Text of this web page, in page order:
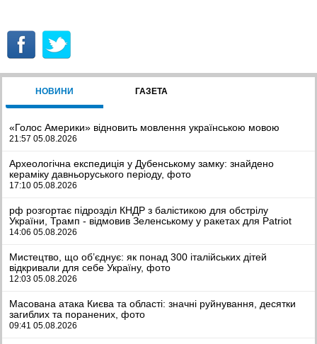
НОВИНИ ГАЗЕТА
«Голос Америки» відновить мовлення українською мовою
21:57 05.08.2026
Археологічна експедиція у Дубенському замку: знайдено
кераміку давньоруського періоду, фото
17:10 05.08.2026
рф розгортає підрозділ КНДР з балістикою для обстрілу
України, Трамп - відмовив Зеленському у ракетах для Patriot
14:06 05.08.2026
Мистецтво, що об’єднує: як понад 300 італійських дітей
відкривали для себе Україну, фото
12:03 05.08.2026
Масована атака Києва та області: значні руйнування, десятки
загиблих та поранених, фото
09:41 05.08.2026